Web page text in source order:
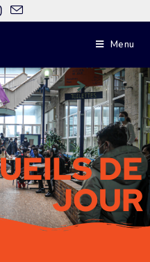
Menu
DE
JOUR